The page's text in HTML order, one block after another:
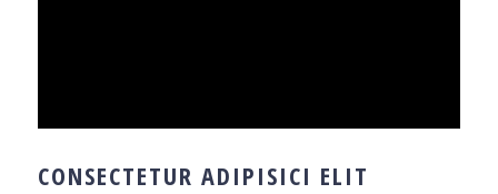
CONSECTETUR ADIPISICI ELIT